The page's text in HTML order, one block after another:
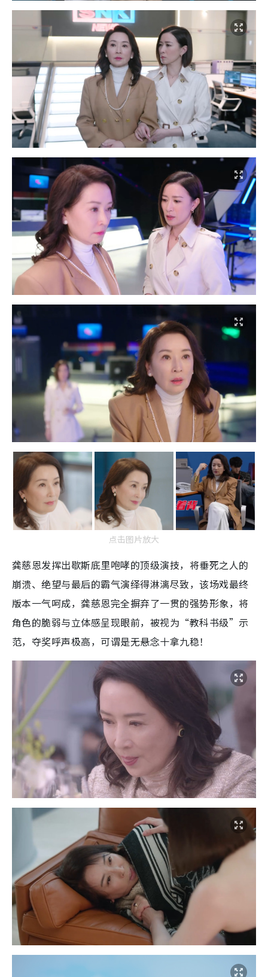
点击图片放大
龚慈恩发挥出歇斯底里咆哮的顶级演技，将垂死之人的
崩溃、绝望与最后的霸气演绎得淋漓尽致，该场戏最终
版本一气呵成，龚慈恩完全摒弃了一贯的强势形象，将
角色的脆弱与立体感呈现眼前，被视为“教科书级”示
范，夺奖呼声极高，可谓是无悬念十拿九稳！